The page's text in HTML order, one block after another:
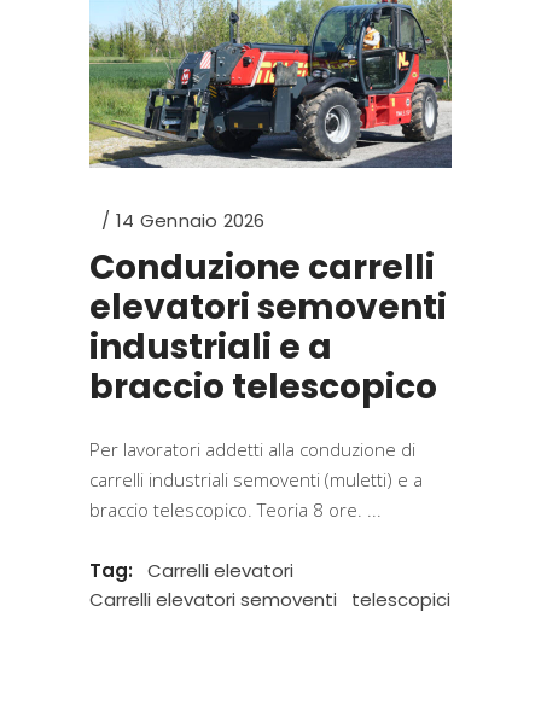
14 Gennaio 2026
Conduzione carrelli
elevatori semoventi
industriali e a
braccio telescopico
Per lavoratori addetti alla conduzione di
carrelli industriali semoventi (muletti) e a
braccio telescopico. Teoria 8 ore.
Tag:
Carrelli elevatori
Carrelli elevatori semoventi
telescopici